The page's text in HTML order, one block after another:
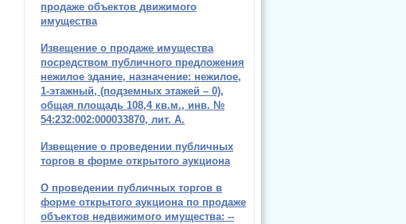
продаже объектов движимого
имущества
Извещение о продаже имущества
посредством публичного предложения
нежилое здание, назначение: нежилое,
1-этажный, (подземных этажей – 0),
общая площадь 108,4 кв.м., инв. №
54:232:002:000033870, лит. А.
Извещение о проведении публичных
торгов в форме открытого аукциона
О проведении публичных торгов в
форме открытого аукциона по продаже
объектов недвижимого имущества: --